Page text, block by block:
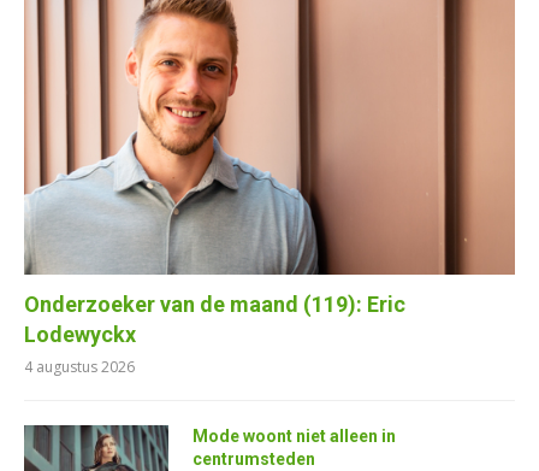
Onderzoeker van de maand (119): Eric
Lodewyckx
4 augustus 2026
Mode woont niet alleen in
centrumsteden